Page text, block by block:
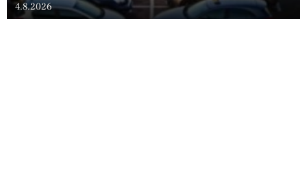
4.8.2026